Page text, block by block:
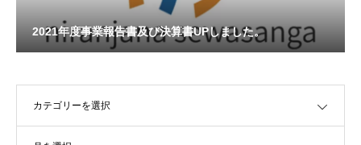
2021年度事業報告書及び決算書UPしました。